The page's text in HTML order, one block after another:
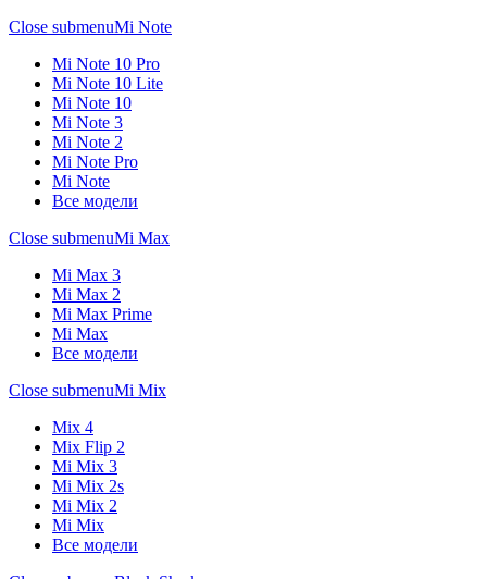
Close submenuMi Note
Mi Note 10 Pro
Mi Note 10 Lite
Mi Note 10
Mi Note 3
Mi Note 2
Mi Note Pro
Mi Note
Все модели
Close submenuMi Max
Mi Max 3
Mi Max 2
Mi Max Prime
Mi Max
Все модели
Close submenuMi Mix
Mix 4
Mix Flip 2
Mi Mix 3
Mi Mix 2s
Mi Mix 2
Mi Mix
Все модели